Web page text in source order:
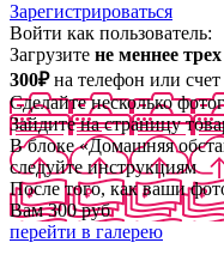
Зарегистрироваться
Войти как пользователь:
Загрузите не меннее трех
300₽на телефон или
Сделайте несколько
Зайдите на страницу
В блоке «Домашняя
следуйте инструкциям
После того, как ваши
Вам 300 руб
перейти в галерею